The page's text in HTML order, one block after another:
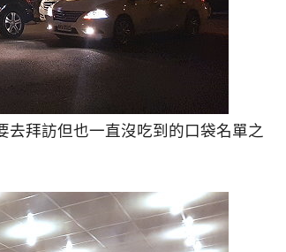
去拜訪但也一直沒吃到的口袋名單之